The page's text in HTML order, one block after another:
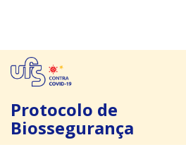
Protocolo de
Biossegurança